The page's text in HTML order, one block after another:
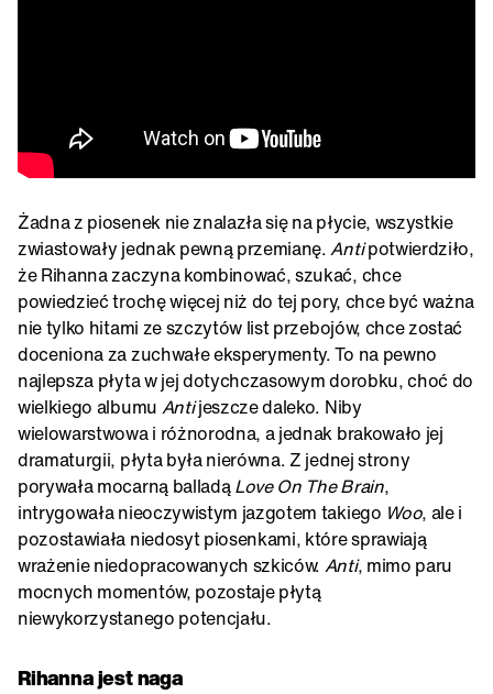
Żadna z piosenek nie znalazła się na płycie, wszystkie
zwiastowały jednak pewną przemianę.Antipotwierdziło,
że Rihanna zaczyna kombinować, szukać, chce
powiedzieć trochę więcej niż do tej pory, chce być ważna
nie tylko hitami ze szczytów list przebojów, chce zostać
doceniona za zuchwałe eksperymenty. To na pewno
najlepsza płyta w jej dotychczasowym dorobku, choć do
wielkiego albumu Antijeszcze daleko. Niby
wielowarstwowa i różnorodna, a jednak brakowało jej
dramaturgii, płyta była nierówna. Z jednej strony
porywała mocarną balladąLove On The Brain,
intrygowała nieoczywistym jazgotem takiego Woo, ale i
pozostawiała niedosyt piosenkami, które sprawiają
wrażenie niedopracowanych szkiców. Anti, mimo paru
mocnych momentów, pozostaje płytą
niewykorzystanego potencjału.
Rihanna jest naga